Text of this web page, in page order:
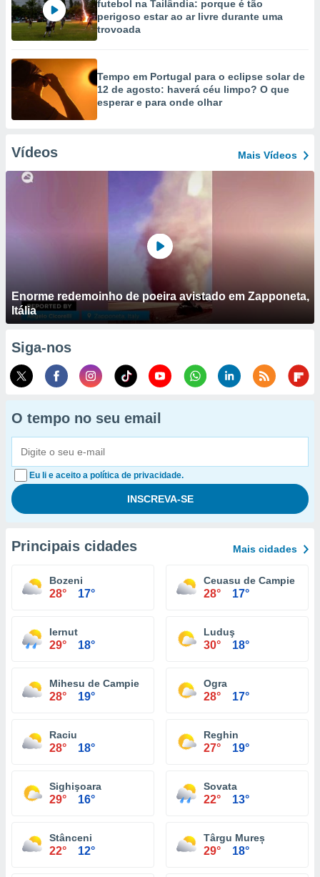
futebol na Tailândia: porque é tão
perigoso estar ao ar livre durante uma
trovoada
Tempo em Portugal para o eclipse solar de
12 de agosto: haverá céu limpo? O que
esperar e para onde olhar
Vídeos Mais Vídeos
Enorme redemoinho de poeira avistado em Zapponeta,
Itália
Siga-nos
O tempo no seu email
Eu li e aceito a política de privacidade.
Principais cidades Mais cidades
Bozeni
28° 17°
Ceuasu de Campie
28° 17°
Iernut
29° 18°
Luduş
30° 18°
Mihesu de Campie
28° 19°
Ogra
28° 17°
Raciu
28° 18°
Reghin
27° 19°
Sighişoara
29° 16°
Sovata
22° 13°
Stânceni
22° 12°
Târgu Mureș
29° 18°